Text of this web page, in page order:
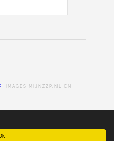
. IMAGES MIJNZZP.NL EN